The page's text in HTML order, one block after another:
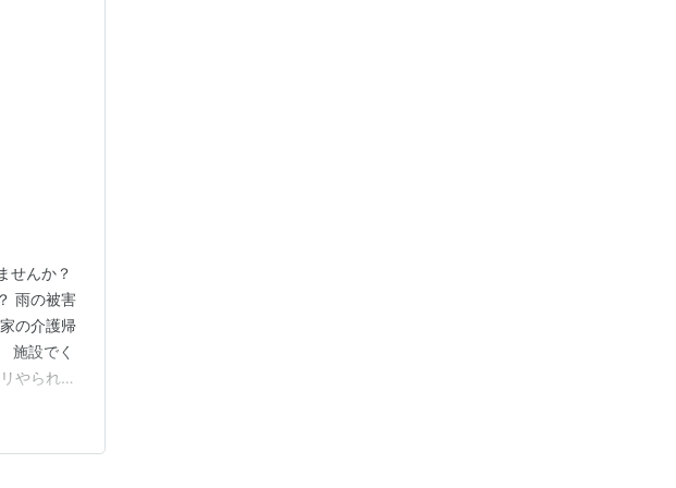
せんか？
雨の被害
の介護帰
施設でく
やられて